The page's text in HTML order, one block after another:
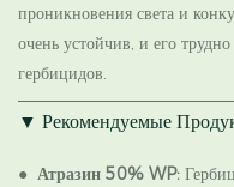
проникновения света и
очень устойчив, и его
гербицидов.
▼ Рекомендуемые
● Атразин 50% WP: